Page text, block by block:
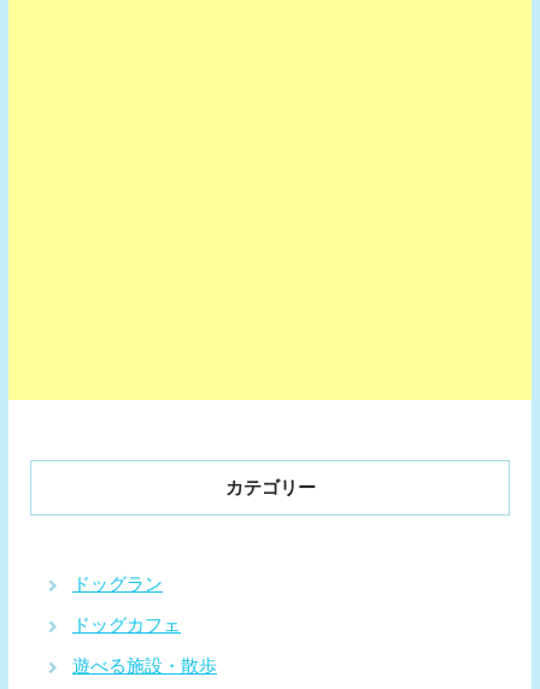
カテゴリー
ドッグラン
ドッグカフェ
遊べる施設・散歩